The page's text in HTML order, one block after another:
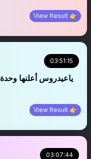
View Result 👉
03:51:15
ياعيدروس أعلنها وحدة 4 مايو . المشروع القادم لليمن الموحد
View Result 👉
03:07:44